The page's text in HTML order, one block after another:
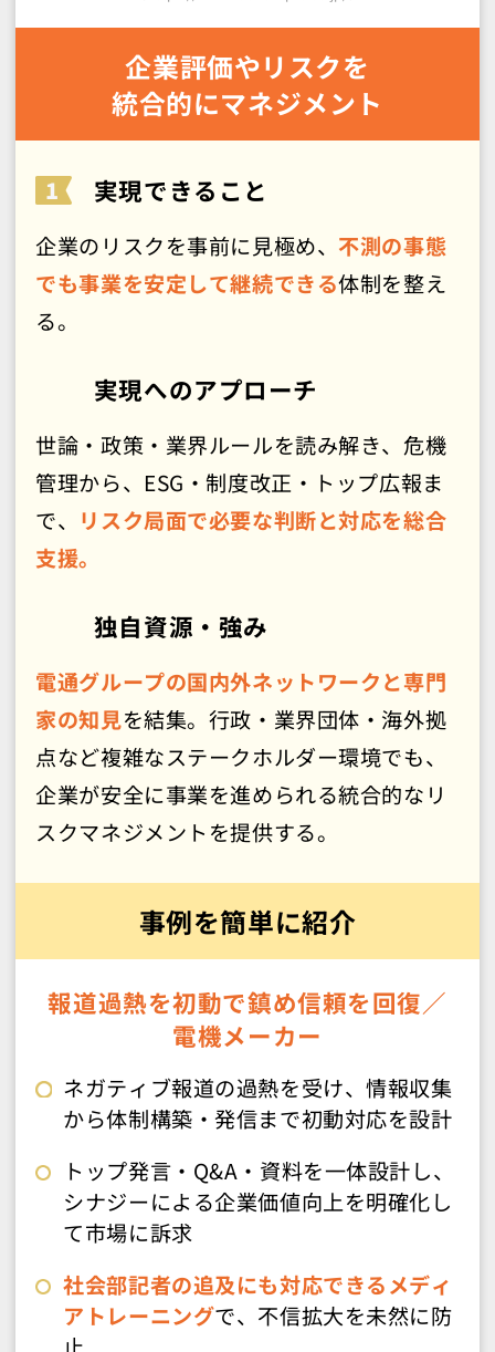
企業評価やリスクを
統合的にマネジメント
実現できること
企業のリスクを事前に見極め、 不測の事態
でも事業を安定して継続できる体制を整え
る。
実現へのアプローチ
世論・政策・業界ルールを読み解き、危機
管理から、ESG・制度改正・トップ広報ま
で、 リスク局面で必要な判断と対応を総合
支援。
独自資源・強み
電通グループの国内外ネットワークと専門
家の知見を結集。行政・業界団体・海外拠
点など複雑なステークホルダー環境でも、
企業が安全に事業を進められる統合的なリ
スクマネジメントを提供する。
事例を簡単に紹介
報道過熱を初動で鎮め信頼を回復／
電機メーカー
ネガティブ報道の過熱を受け、情報収集
から体制構築・発信まで初動対応を設計
トップ発言・Q&A・資料を一体設計し、
シナジーによる企業価値向上を明確化し
て市場に訴求
社会部記者の追及にも対応できるメディ
アトレーニングで、不信拡大を未然に防